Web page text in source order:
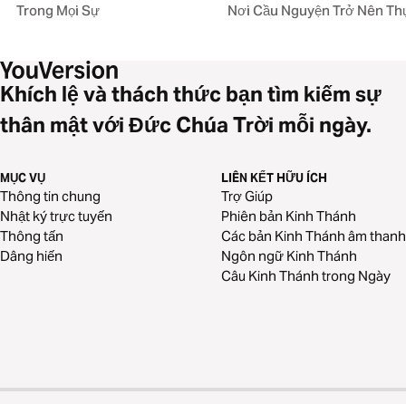
Trong Mọi Sự Nơi Cầu Nguyện Trở Nên
Khích lệ và thách thức bạn tìm kiếm sự
thân mật với Đức Chúa Trời mỗi ngày.
MỤC VỤ
Thông tin chung
Nhật ký trực tuyến
Thông tấn
Dâng hiến
LIÊN KẾT HỮU ÍCH
Trợ Giúp
Phiên bản Kinh Thánh
Các bản Kinh Thánh âm thanh
Ngôn ngữ Kinh Thánh
Câu Kinh Thánh trong Ngày